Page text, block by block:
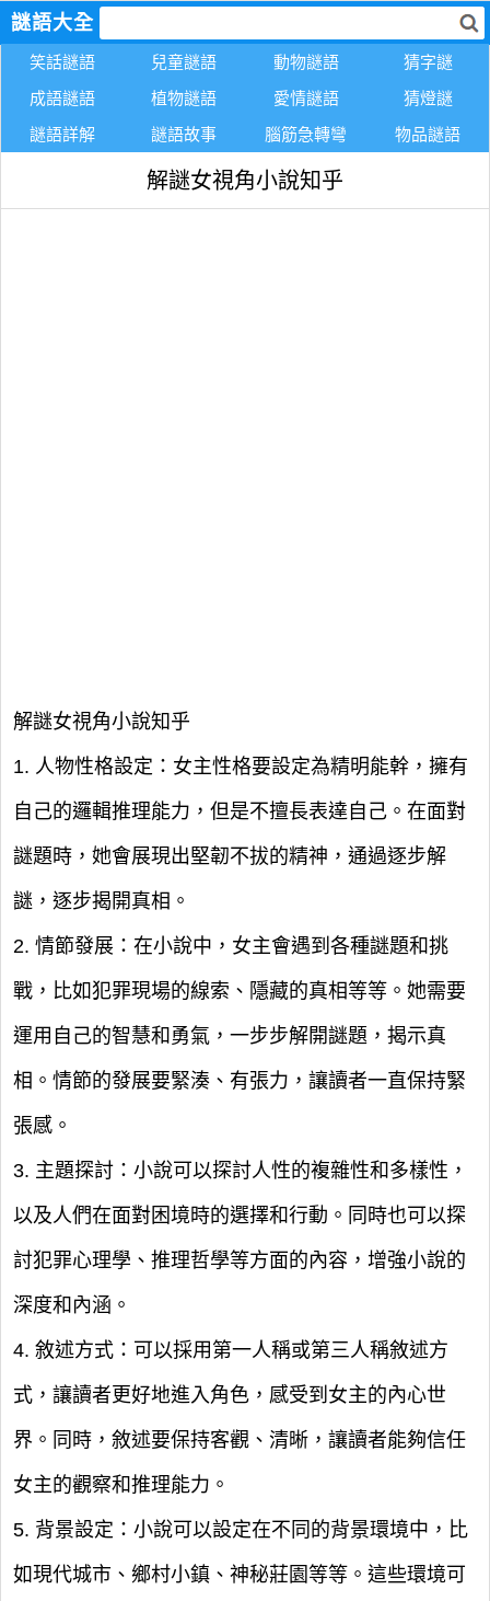
謎語大全
笑話謎語 兒童謎語 動物謎語
猜字謎
成語謎語
植物謎語 愛情謎語
猜燈謎
謎語詳解
謎語故事 腦筋急轉彎 物品謎語
解謎女視角小說知乎
解謎女視角小說知乎
1. 人物性格設定：女主性格要設定為精明能幹，擁有
自己的邏輯推理能力，但是不擅長表達自己。在面對
謎題時，她會展現出堅韌不拔的精神，通過逐步解
謎，逐步揭開真相。
2. 情節發展：在小說中，女主會遇到各種謎題和挑
戰，比如犯罪現場的線索、隱藏的真相等等。她需要
運用自己的智慧和勇氣，一步步解開謎題，揭示真
相。情節的發展要緊湊、有張力，讓讀者一直保持緊
張感。
3. 主題探討：小說可以探討人性的複雜性和多樣性，
以及人們在面對困境時的選擇和行動。同時也可以探
討犯罪心理學、推理哲學等方面的內容，增強小說的
深度和內涵。
4. 敘述方式：可以採用第一人稱或第三人稱敘述方
式，讓讀者更好地進入角色，感受到女主的內心世
界。同時，敘述要保持客觀、清晰，讓讀者能夠信任
女主的觀察和推理能力。
5. 背景設定：小說可以設定在不同的背景環境中，比
如現代城市、鄉村小鎮、神秘莊園等等。這些環境可